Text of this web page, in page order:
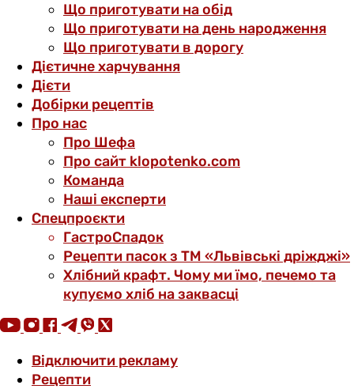
Що приготувати на обід
Що приготувати на день народження
Що приготувати в дорогу
Дієтичне харчування
Дієти
Добірки рецептів
Про нас
Про Шефа
Про сайт klopotenko.com
Команда
Наші експерти
Спецпроєкти
ГастроСпадок
Рецепти пасок з ТМ «Львівські дріжджі»
Хлібний крафт. Чому ми їмо, печемо та
купуємо хліб на заквасці
Відключити рекламу
Рецепти